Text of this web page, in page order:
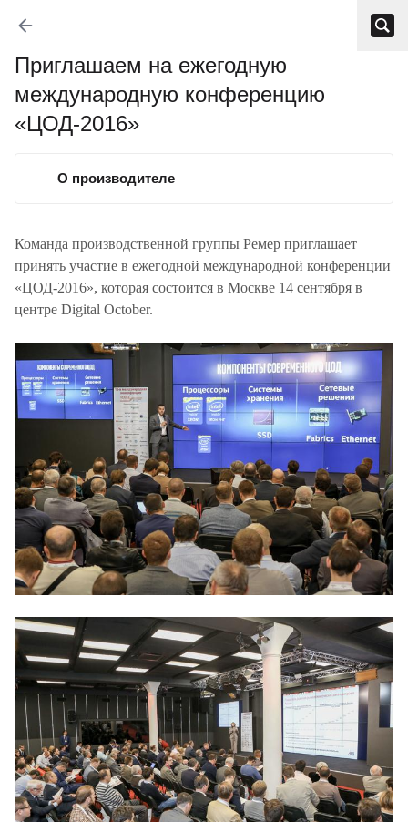
Приглашаем на ежегодную
международную конференцию
«ЦОД-2016»
О производителе
Команда производственной группы Ремер приглашает
принять участие в ежегодной международной конференции
«ЦОД-2016», которая состоится в Москве 14 сентября в
центре Digital October.